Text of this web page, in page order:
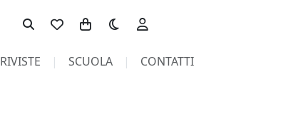
Toggle theme
RIVISTE SCUOLA CONTATTI